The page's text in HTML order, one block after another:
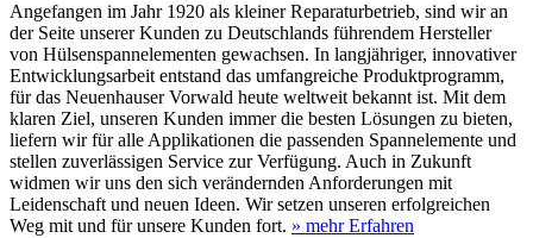
Angefangen im Jahr 1920 als kleiner Reparaturbetrieb, sind wir an
der Seite unserer Kunden zu Deutschlands führendem Hersteller
von Hülsenspannelementen gewachsen. In langjähriger, innovativer
Entwicklungsarbeit entstand das umfangreiche Produktprogramm,
für das Neuenhauser Vorwald heute weltweit bekannt ist. Mit dem
klaren Ziel, unseren Kunden immer die besten Lösungen zu bieten,
liefern wir für alle Applikationen die passenden Spannelemente und
stellen zuverlässigen Service zur Verfügung. Auch in Zukunft
widmen wir uns den sich verändernden Anforderungen mit
Leidenschaft und neuen Ideen. Wir setzen unseren erfolgreichen
Weg mit und für unsere Kunden fort. » mehr Erfahren